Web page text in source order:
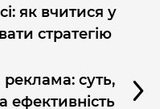
як вчитися у
стратегію
суть,
ефективність